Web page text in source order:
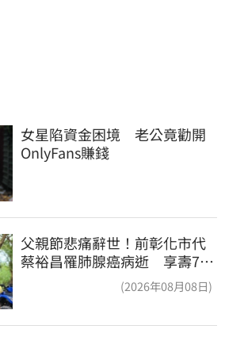
女星陷資金困境　老公竟勸開
OnlyFans賺錢
父親節悲痛辭世！前彰化市代
蔡裕昌罹肺腺癌病逝 享壽71
(2026年08月08日)